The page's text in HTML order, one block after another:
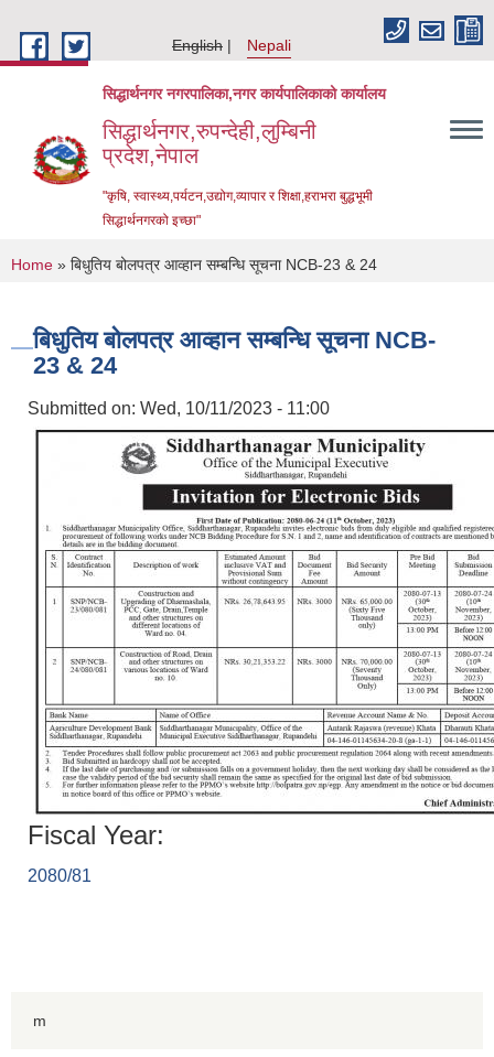
English
Nepali
सिद्धार्थनगर नगरपालिका,नगर कार्यपालिकाको कार्यालय
सिद्धार्थनगर,रुपन्देही,लुम्बिनी
प्रदेश,नेपाल
"कृषि, स्वास्थ्य,पर्यटन,उद्योग,व्यापार र शिक्षा,हराभरा बुद्धभूमी
सिद्धार्थनगरको इच्छा"
You are here
Home » बिधुतिय बोलपत्र आव्हान सम्बन्धि सूचना NCB-23 & 24
बिधुतिय बोलपत्र आव्हान सम्बन्धि सूचना NCB-
23 & 24
Submitted on: Wed, 10/11/2023 - 11:00
Fiscal Year:
2080/81
m